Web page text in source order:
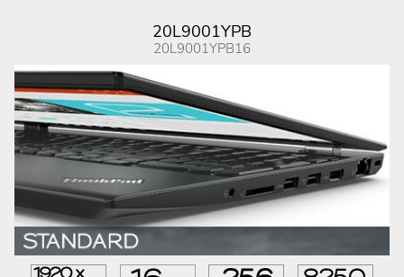
20L9001YPB
20L9001YPB16